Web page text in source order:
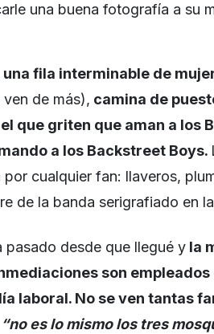
una buena fotografía a su
una fila interminable de
de más), camina de
que griten que aman a los
a los Backstreet Boys.
cualquier fan: llaveros,
de la banda serigrafiado en
pasado desde que llegué y la
son empleados
laboral. No se ven tantas
“no es lo mismo los tres